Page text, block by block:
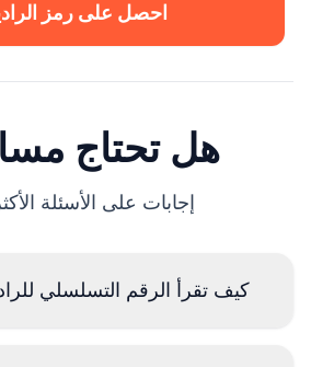
احصل على رمز
هل تحتاج
إجابات على الأسئلة
كيف تقرأ الرقم التسلسلي